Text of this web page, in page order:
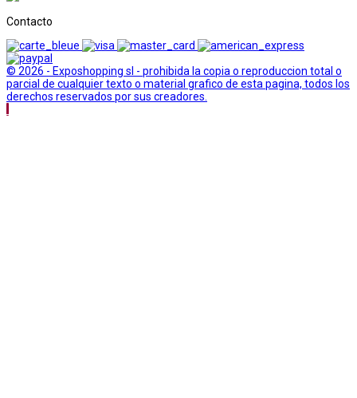
Contacto
© 2026 - Exposhopping sl - prohibida la copia o reproduccion total o
parcial de cualquier texto o material grafico de esta pagina, todos los
derechos reservados por sus creadores.